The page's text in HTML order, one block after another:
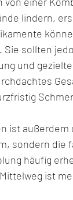
lindern,
Sie sollten
und
ist
sondern
häufig
ist